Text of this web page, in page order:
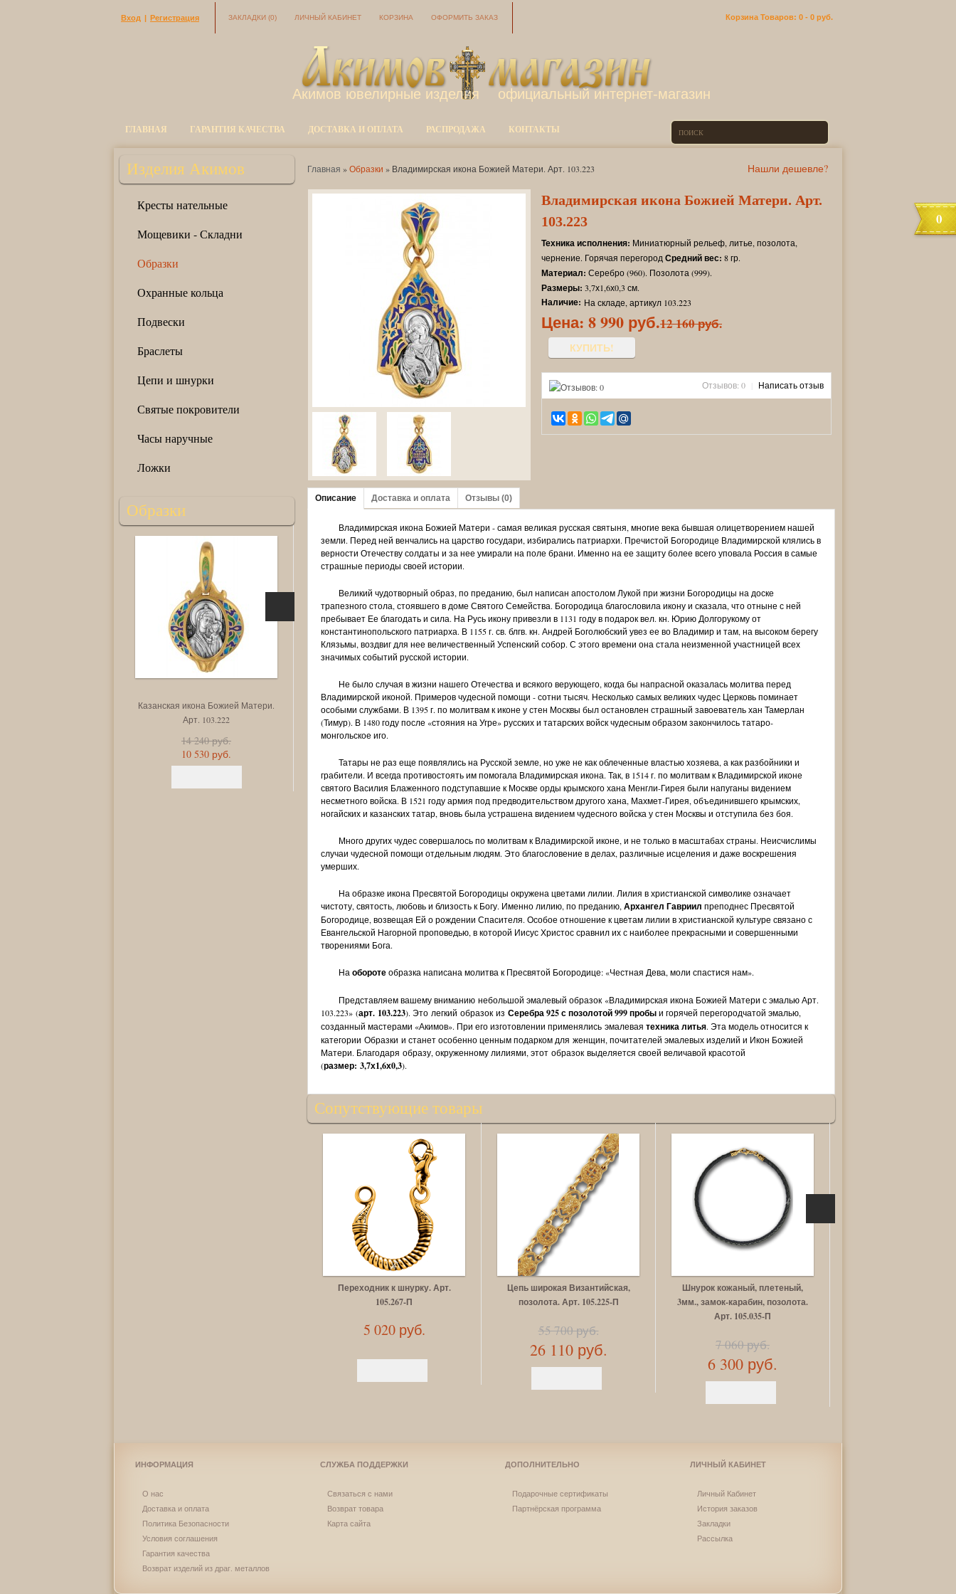
Вход | Регистрация ЗАКЛАДКИ (0) ЛИЧНЫЙ КАБИНЕТ КОРЗИНА ОФОРМИТЬ ЗАКАЗ Корзина Товаров: 0 - 0 руб.
Акимов ювелирные изделия официальный интернет-магазин
ГЛАВНАЯ ГАРАНТИЯ КАЧЕСТВА ДОСТАВКА И ОПЛАТА РАСПРОДАЖА КОНТАКТЫ
Изделия Акимов
Кресты нательные
Мощевики - Складни
Образки
Охранные кольца
Подвески
Браслеты
Цепи и шнурки
Святые покровители
Часы наручные
Ложки
Образки
Казанская икона Божией Матери.
Арт. 103.222
14 240 руб.
10 530 руб.
Святая мученица Иулия (Юлия).
Ангел Хранитель. Арт. 102.140
8 260 руб.
Святая мученица Любовь. Ангел
Хранитель. Арт. 102.139
Спас на престоле. Символы
Евангелистов. Арт. 103.224
0
Главная »Образки » Владимирская икона Божией Матери. Арт. 103.223
Владимирская икона Божией Матери. Арт.
103.223
Техника исполнения: Миниатюрный рельеф, литье, позолота,
чернение. Горячая перегород Средний вес: 8 гр.
Материал: Серебро (960). Позолота (999).
Размеры: 3,7х1,6х0,3 см.
Наличие: На складе, артикул 103.223
Цена: 8 990 руб.12 160 руб.
Нашли дешевле?
КУПИТЬ!
Отзывов: 0 Написать отзыв
Описание Доставка и оплата Отзывы (0)
Владимирская икона Божией Матери - самая великая русская святыня, многие века бывшая олицетворением нашей
земли. Перед ней венчались на царство государи, избирались патриархи. Пречистой Богородице Владимирской клялись в
верности Отечеству солдаты и за нее умирали на поле брани. Именно на ее защиту более всего уповала Россия в самые
страшные периоды своей истории.
Великий чудотворный образ, по преданию, был написан апостолом Лукой при жизни Богородицы на доске
трапезного стола, стоявшего в доме Святого Семейства. Богородица благословила икону и сказала, что отныне с ней
пребывает Ее благодать и сила. На Русь икону привезли в 1131 году в подарок вел. кн. Юрию Долгорукому от
константинопольского патриарха. В 1155 г. св. блгв. кн. Андрей Боголюбский увез ее во Владимир и там, на высоком берегу
Клязьмы, воздвиг для нее величественный Успенский собор. С этого времени она стала неизменной участницей всех
значимых событий русской истории.
Не было случая в жизни нашего Отечества и всякого верующего, когда бы напрасной оказалась молитва перед
Владимирской иконой. Примеров чудесной помощи - сотни тысяч. Несколько самых великих чудес Церковь поминает
особыми службами. В 1395 г. по молитвам к иконе у стен Москвы был остановлен страшный завоеватель хан Тамерлан
(Тимур). В 1480 году после «стояния на Угре» русских и татарских войск чудесным образом закончилось татаро-
монгольское иго.
Татары не раз еще появлялись на Русской земле, но уже не как облеченные властью хозяева, а как разбойники и
грабители. И всегда противостоять им помогала Владимирская икона. Так, в 1514 г. по молитвам к Владимирской иконе
святого Василия Блаженного подступавшие к Москве орды крымского хана Менгли-Гирея были напуганы видением
несметного войска. В 1521 году армия под предводительством другого хана, Махмет-Гирея, объединившего крымских,
ногайских и казанских татар, вновь была устрашена видением чудесного войска у стен Москвы и отступила без боя.
Много других чудес совершалось по молитвам к Владимирской иконе, и не только в масштабах страны. Неисчислимы
случаи чудесной помощи отдельным людям. Это благословение в делах, различные исцеления и даже воскрешения
умерших.
На образке икона Пресвятой Богородицы окружена цветами лилии. Лилия в христианской символике означает
чистоту, святость, любовь и близость к Богу. Именно лилию, по преданию, Архангел Гавриил преподнес Пресвятой
Богородице, возвещая Ей о рождении Спасителя. Особое отношение к цветам лилии в христианской культуре связано с
Евангельской Нагорной проповедью, в которой Иисус Христос сравнил их с наиболее прекрасными и совершенными
творениями Бога.
На оборотеобразка написана молитва к Пресвятой Богородице: «Честная Дева, моли спастися нам».
Представляем вашему вниманию небольшой эмалевый образок «Владимирская икона Божией Матери с эмалью Арт.
103.223» (арт. 103.223). Это легкий образок из Серебра 925 с позолотой 999 пробыи горячей перегородчатой эмалью,
созданный мастерами «Акимов». При его изготовлении применялись эмалевая техника литья. Эта модель относится к
категории Образки и станет особенно ценным подарком для женщин, почитателей эмалевых изделий и Икон Божией
Матери. Благодаря образу, окруженному лилиями, этот образок выделяется своей величавой красотой
(размер: 3,7х1,6х0,3).
Сопутствующие товары
Переходник к шнурку. Арт.
105.267-П
5 020 руб.
Цепь широкая Византийская,
позолота. Арт. 105.225-П
55 700 руб.
26 110 руб.
Шнурок кожаный, плетеный,
3мм., замок-карабин, позолота.
Арт. 105.035-П
7 060 руб.
6 300 руб.
ИНФОРМАЦИЯ
О нас
Доставка и оплата
Политика Безопасности
Условия соглашения
Гарантия качества
Возврат изделий из драг. металлов
СЛУЖБА ПОДДЕРЖКИ
Связаться с нами
Возврат товара
Карта сайта
ДОПОЛНИТЕЛЬНО
Подарочные сертификаты
Партнёрская программа
ЛИЧНЫЙ КАБИНЕТ
Личный Кабинет
История заказов
Закладки
Рассылка